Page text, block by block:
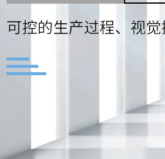
上海拓纷机械设备有限公司